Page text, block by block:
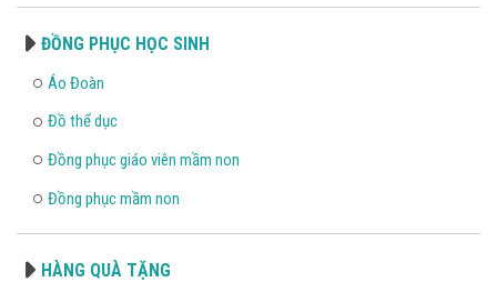
ĐỒNG PHỤC HỌC SINH
Áo Đoàn
Đồ thể dục
Đồng phục giáo viên mầm non
Đồng phục mầm non
HÀNG QUÀ TẶNG